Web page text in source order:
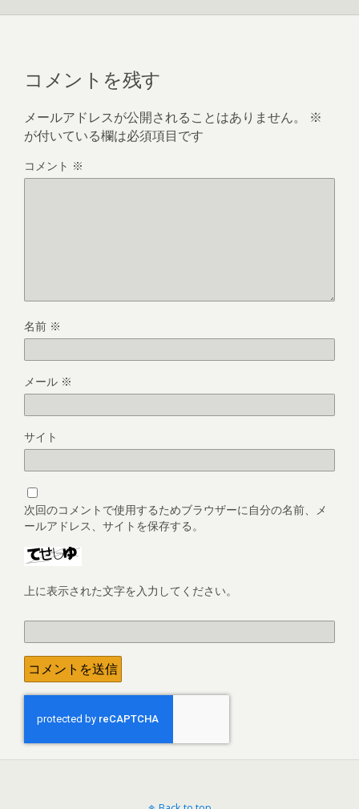
コメントを残す
メールアドレスが公開されることはありません。
※
が付いている欄は必須項目です
コメント ※
名前 ※
メール ※
サイト
次回のコメントで使用するためブラウザーに自分の名前、メ
ールアドレス、サイトを保存する。
上に表示された文字を入力してください。